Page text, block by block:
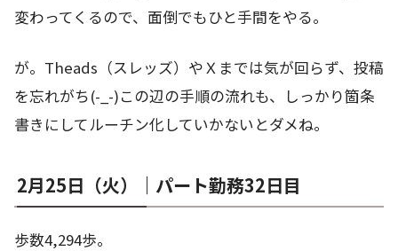
変わってくるので、面倒でもひと手間をやる。
が。Theads（スレッズ）やＸまでは気が回らず、投稿
を忘れがち(-_-)この辺の手順の流れも、しっかり箇条
書きにしてルーチン化していかないとダメね。
2月25日（火）｜パート勤務32日目
歩数4,294歩。